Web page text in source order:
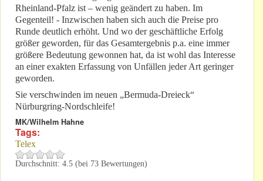
Rheinland-Pfalz ist – wenig geändert zu haben. Im
Gegenteil! - Inzwischen haben sich auch die Preise pro
Runde deutlich erhöht. Und wo der geschäftliche Erfolg
größer geworden, für das Gesamtergebnis p.a. eine immer
größere Bedeutung gewonnen hat, da ist wohl das Interesse
an einer exakten Erfassung von Unfällen jeder Art geringer
geworden.
Sie verschwinden im neuen „Bermuda-Dreieck“
Nürburgring-Nordschleife!
MK/Wilhelm Hahne
Tags:
Telex
Durchschnitt: 4.5 (bei 73 Bewertungen)